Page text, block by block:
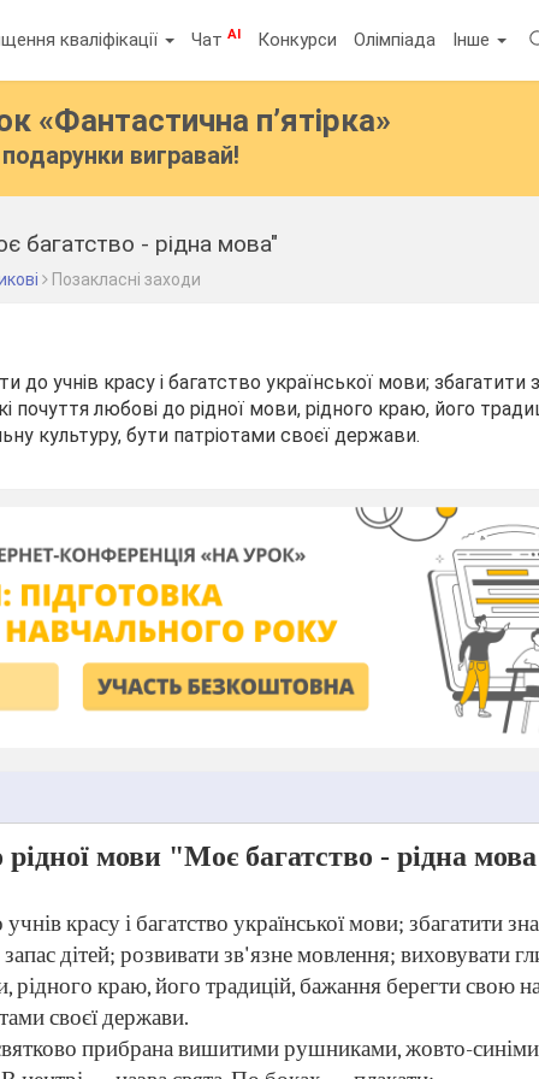
кваліфікації ЧатAI Конкурси Олімпіада Інше
«Фантастична п’ятірка»
вигравай!
багатство - рідна мова"
Позакласні заходи
до учнів красу і багатство україн­ської мови; збагатити
почуття любові до рідної мови, рідного краю, його
культуру, бути патріотами своєї держави.
мови "Моє багатство - рідна
красу і багатство української мови; збагатити
дітей; розвивати зв'язне мовлення; виховувати
рідного краю, його традицій, бажання берегти свою
своєї держави.
прибрана вишитими рушниками, жовто-синіми